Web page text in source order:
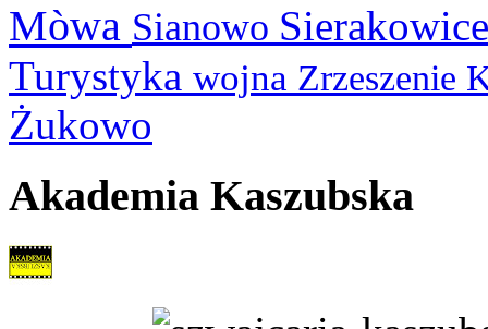
Mòwa Sianowo
Turystyka wojna Zrzeszenie
Żukowo
Akademia Kaszubska